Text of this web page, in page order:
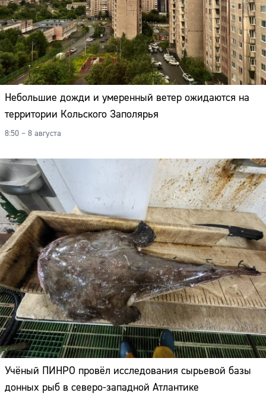
Небольшие дожди и умеренный ветер ожидаются на
территории Кольского Заполярья
8:50 – 8 августа
Учёный ПИНРО провёл исследования сырьевой базы
донных рыб в северо-западной Атлантике
Сайт: